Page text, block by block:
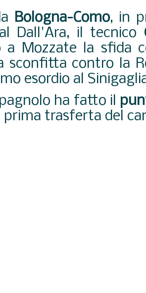
Bologna-Como, in
Dall'Ara, il tecnico
a Mozzate la sfida
sconfitta contro la
esordio al
ha fatto il
prima trasferta del